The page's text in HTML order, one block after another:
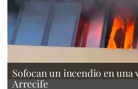
Sofocan un incendio en una
Arrecife